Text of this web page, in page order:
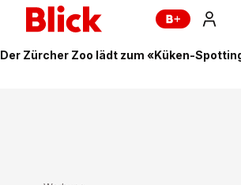
Der Zürcher Zoo lädt zum «Küken-